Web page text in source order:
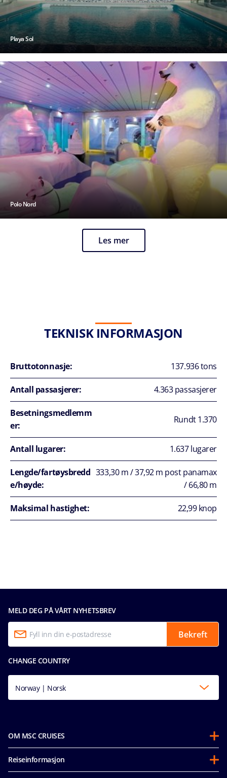
Playa Sol
Polo Nord
Les mer
TEKNISK INFORMASJON
Bruttotonnasje: 137.936 tons
Antall passasjerer: 4.363 passasjerer
Besetningsmedlemm
er:
Rundt 1.370
Antall lugarer: 1.637 lugarer
Lengde/fartøysbredd
e/høyde:
333,30 m / 37,92 m post panamax
/ 66,80 m
Maksimal hastighet: 22,99 knop
MELD DEG PÅ VÅRT NYHETSBREV
Bekreft
CHANGE COUNTRY
Norway | Norsk
OM MSC CRUISES
Om oss
Partnerships
Reiseinformasjon